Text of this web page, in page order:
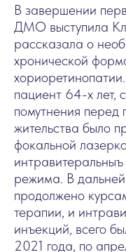
В завершении
ДМО выступила
рассказала о
хронической
пациент 64-х лет,
помутнения перед
жительства было
фокальной
режима. В
продолжено
терапии, и
инъекций, всего
2021 года, по